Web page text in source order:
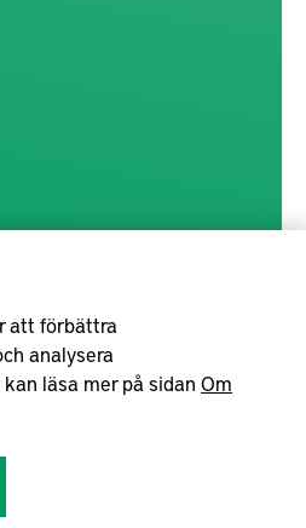
att förbättra
analysera
läsa mer på sidan Om
samlingsplats för svensk forskning
med syftet att göra
för industrin, samt att stärka
institut och näringsliv.